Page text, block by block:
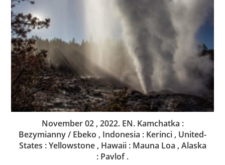
November 02 , 2022. EN. Kamchatka :
Bezymianny / Ebeko , Indonesia : Kerinci , United-
States : Yellowstone , Hawaii : Mauna Loa , Alaska
: Pavlof .